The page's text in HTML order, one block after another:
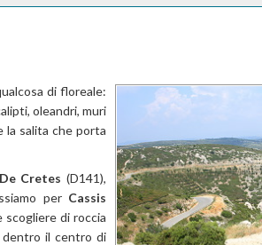
di floreale:
oleandri, muri
la salita che porta
Cretes (D141),
per Cassis
di roccia
dentro il centro di